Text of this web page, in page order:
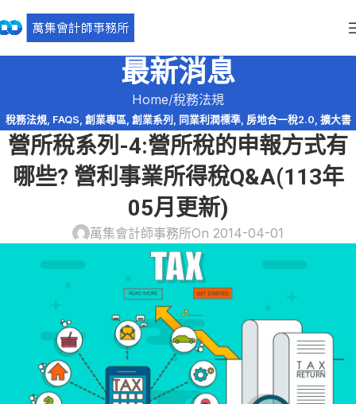
最新消息
Home 稅務法規
稅務法規, FAQS, 創業專區, 創業系列 , 同業利潤標準, 房地合一稅2.0, 擴大書
審,會計師簽證,查帳申報 營利事業所得稅,盈虧互抵,稅務問答-營利事業所得
稅務簽證 ,股利收入
營所稅系列-4:營所稅的申報方式有
哪些? 營利事業所得稅Q&A(113年
05月更新)
萬集會計師事務所On 2014-04-01